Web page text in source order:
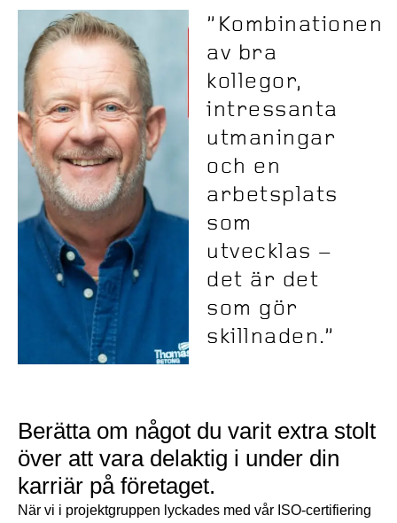
”Kombinationen
av bra
kollegor,
intressanta
utmaningar
och en
arbetsplats
som
utvecklas –
det är det
som gör
skillnaden.”
Berätta om något du varit extra stolt
över att vara delaktig i under din
karriär på företaget.
När vi i projektgruppen lyckades med vår ISO-certifiering